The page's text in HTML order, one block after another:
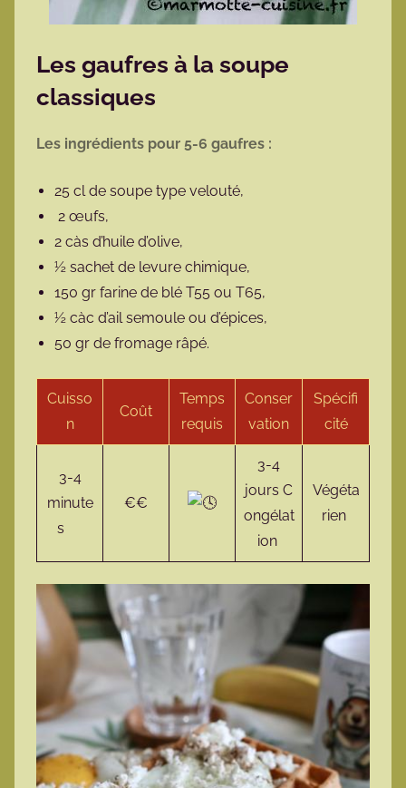
Les gaufres à la soupe
classiques
Les ingrédients pour 5-6 gaufres :
25 cl de soupe type velouté,
2 œufs,
2 càs d’huile d’olive,
½ sachet de levure chimique,
150 gr farine de blé T55 ou T65,
½ càc d’ail semoule ou d’épices,
50 gr de fromage râpé.
Cuisso
n
Coût
Temps
requis
Conser
vation
Spécifi
cité
3-4
minute
s
€€
3-4
jours C
ongélat
ion
Végéta
rien